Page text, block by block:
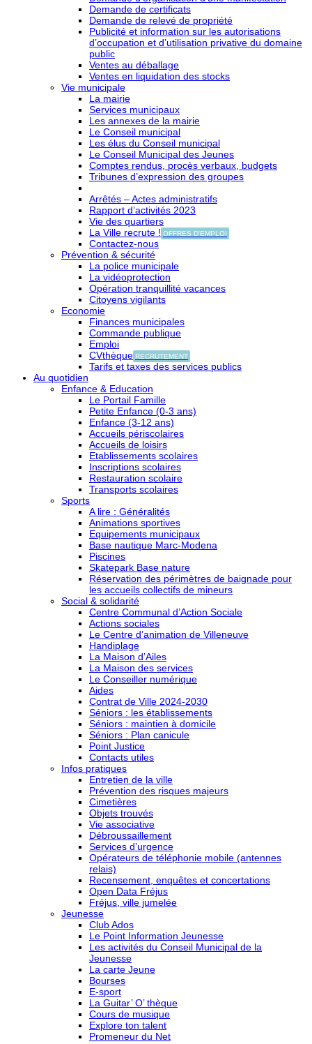
Demande de certificats
Demande de relevé de propriété
Publicité et information sur les autorisations
d’occupation et d’utilisation privative du domaine
public
Ventes au déballage
Ventes en liquidation des stocks
Vie municipale
La mairie
Services municipaux
Les annexes de la mairie
Le Conseil municipal
Les élus du Conseil municipal
Le Conseil Municipal des Jeunes
Comptes rendus, procès verbaux, budgets
Tribunes d’expression des groupes
Arrêtés – Actes administratifs
Rapport d’activités 2023
Vie des quartiers
La Ville recrute ! OFFRES D'EMPLOI
Contactez-nous
Prévention & sécurité
La police municipale
La vidéoprotection
Opération tranquillité vacances
Citoyens vigilants
Economie
Finances municipales
Commande publique
Emploi
CVthèque RECRUTEMENT
Tarifs et taxes des services publics
Au quotidien
Enfance & Education
Le Portail Famille
Petite Enfance (0-3 ans)
Enfance (3-12 ans)
Accueils périscolaires
Accueils de loisirs
Etablissements scolaires
Inscriptions scolaires
Restauration scolaire
Transports scolaires
Sports
A lire : Généralités
Animations sportives
Equipements municipaux
Base nautique Marc-Modena
Piscines
Skatepark Base nature
Réservation des périmètres de baignade pour
les accueils collectifs de mineurs
Social & solidarité
Centre Communal d’Action Sociale
Actions sociales
Le Centre d’animation de Villeneuve
Handiplage
La Maison d’Ailes
La Maison des services
Le Conseiller numérique
Aides
Contrat de Ville 2024-2030
Séniors : les établissements
Séniors : maintien à domicile
Séniors : Plan canicule
Point Justice
Contacts utiles
Infos pratiques
Entretien de la ville
Prévention des risques majeurs
Cimetières
Objets trouvés
Vie associative
Débroussaillement
Services d’urgence
Opérateurs de téléphonie mobile (antennes
relais)
Recensement, enquêtes et concertations
Open Data Fréjus
Fréjus, ville jumelée
Jeunesse
Club Ados
Le Point Information Jeunesse
Les activités du Conseil Municipal de la
Jeunesse
La carte Jeune
Bourses
E-sport
La Guitar’ O’ thèque
Cours de musique
Explore ton talent
Promeneur du Net